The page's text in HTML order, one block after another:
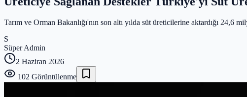
Tarım ve Orman Bakanlığı'nın son altı yılda süt üreticilerine aktardığı
S
Süper Admin
2 Haziran 2026
102 Görüntülenme